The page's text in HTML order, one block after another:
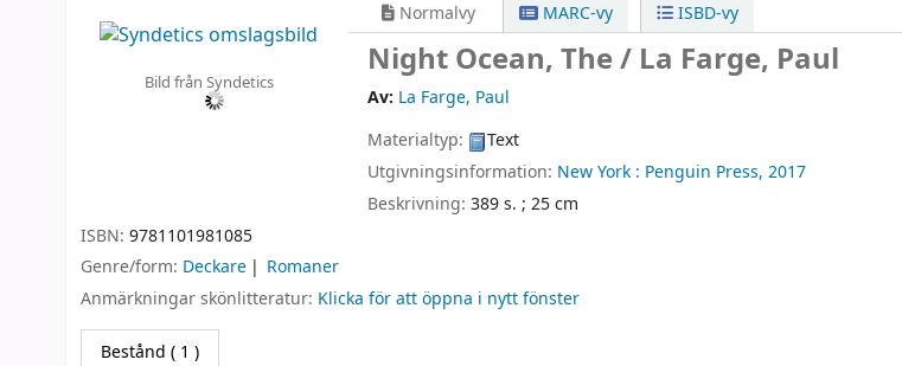
Bild från Syndetics
Normalvy MARC-vy ISBD-vy
Night Ocean, The / La Farge, Paul
Av: La Farge, Paul
Materialtyp:
Text
Utgivningsinformation: New York : Penguin Press, 2017
Beskrivning:389 s. ; 25 cm
ISBN: 9781101981085
Genre/form: Deckare
Romaner
Anmärkningar skönlitteratur: Klicka för att öppna i nytt fönster
Bestånd ( 1 )